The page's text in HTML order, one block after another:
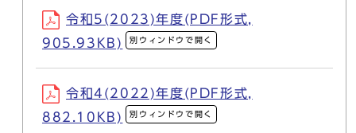
令和5(2023)年度(PDF形式,
905.93KB)
別ウィンドウで開く
令和4(2022)年度(PDF形式,
882.10KB)
別ウィンドウで開く